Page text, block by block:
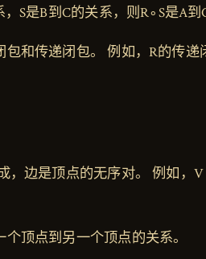
S是B到C的关系，则R∘S是A到
包和传递闭包。 例如，R的传
，边是顶点的无序对。 例如，V
顶点到另一个顶点的关系。